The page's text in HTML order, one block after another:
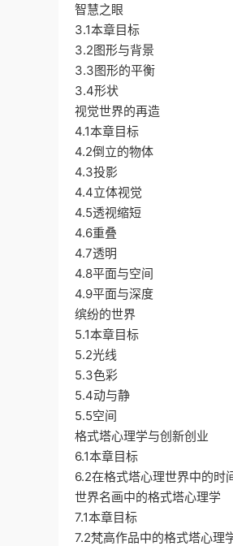
智慧之眼
3.1本章目标
3.2图形与背景
3.3图形的平衡
3.4形状
视觉世界的再造
4.1本章目标
4.2倒立的物体
4.3投影
4.4立体视觉
4.5透视缩短
4.6重叠
4.7透明
4.8平面与空间
4.9平面与深度
缤纷的世界
5.1本章目标
5.2光线
5.3色彩
5.4动与静
5.5空间
格式塔心理学与创新创业
6.1本章目标
6.2在格式塔心理世界中的时
世界名画中的格式塔心理学
7.1本章目标
7.2梵高作品中的格式塔心理